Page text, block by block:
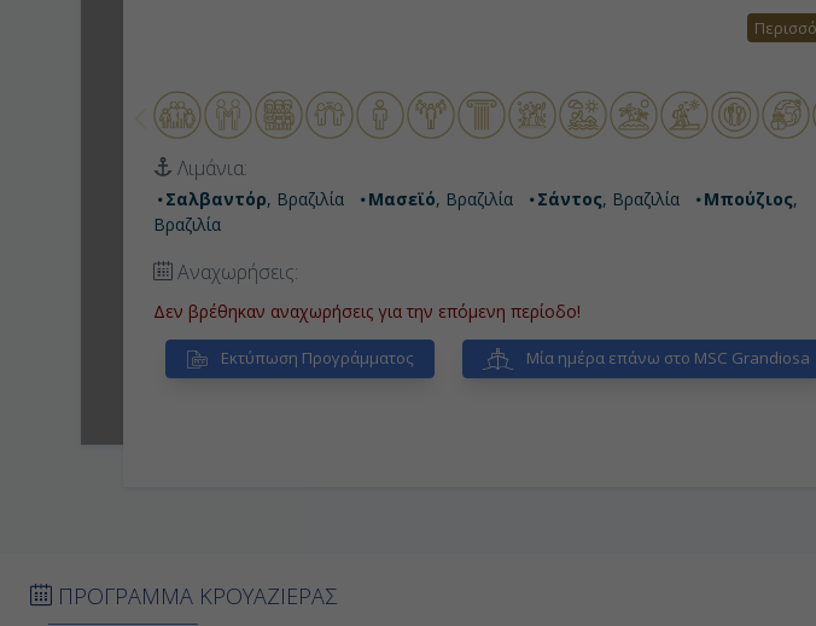
Λιμάνια:
Σαλβαντόρ, Βραζιλία Μασεϊό, Βραζιλία Σάντος, Βραζιλία Μπούζιος,
Βραζιλία
Αναχωρήσεις:
Δεν βρέθηκαν αναχωρήσεις για την επόμενη περίοδο!
Εκτύπωση Προγράμματος Μία ημέρα επάνω στο MSC Grandiosa
ΠΡΟΓΡΑΜΜΑ ΚΡΟΥΑΖΙΕΡΑΣ